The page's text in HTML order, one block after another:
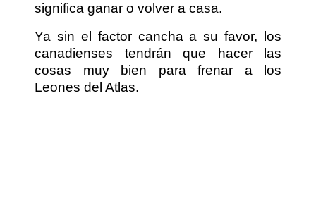
significa ganar o volver a casa.
Ya sin el factor cancha a su favor, los
canadienses tendrán que hacer las
cosas muy bien para frenar a los
Leones del Atlas.